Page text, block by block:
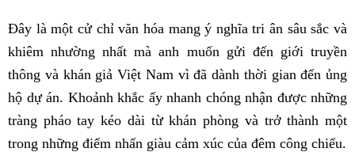
Đây là một cử chỉ văn hóa mang ý nghĩa tri ân sâu sắc và
khiêm nhường nhất mà anh muốn gửi đến giới truyền
thông và khán giả Việt Nam vì đã dành thời gian đến ủng
hộ dự án. Khoảnh khắc ấy nhanh chóng nhận được những
tràng pháo tay kéo dài từ khán phòng và trở thành một
trong những điểm nhấn giàu cảm xúc của đêm công chiếu.